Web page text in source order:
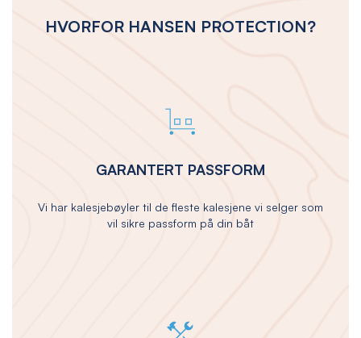
HVORFOR HANSEN PROTECTION?
GARANTERT PASSFORM
Vi har kalesjebøyler til de fleste kalesjene vi selger som
vil sikre passform på din båt